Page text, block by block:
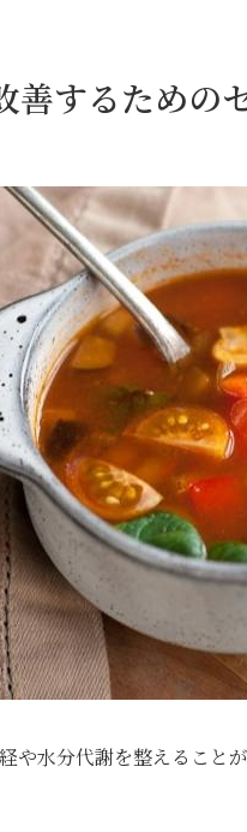
善するための
や水分代謝を整えること